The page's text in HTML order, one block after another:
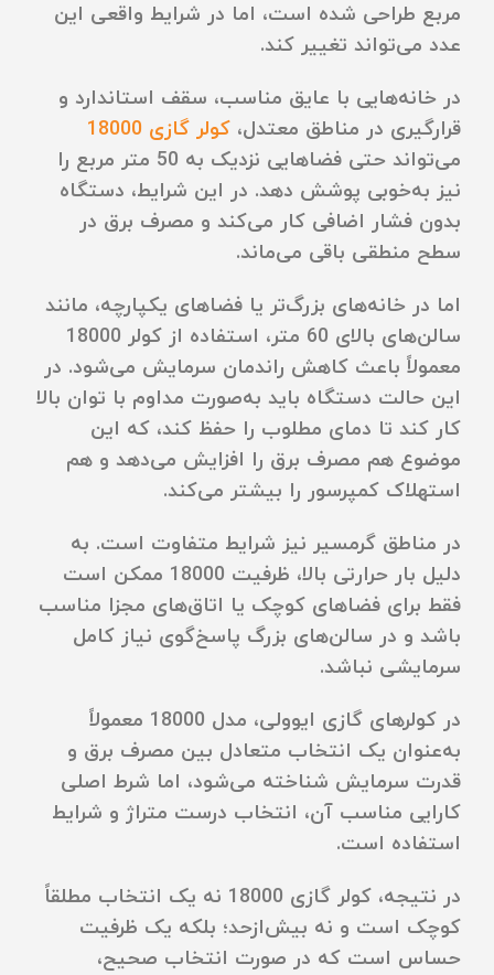
مربع طراحی شده است، اما در شرایط واقعی این
عدد می‌تواند تغییر کند.
در خانه‌هایی با عایق مناسب، سقف استاندارد و
قرارگیری در مناطق معتدل، کولر گازی 18000
می‌تواند حتی فضاهایی نزدیک به 50 متر مربع را
نیز به‌خوبی پوشش دهد. در این شرایط، دستگاه
بدون فشار اضافی کار می‌کند و مصرف برق در
سطح منطقی باقی می‌ماند.
اما در خانه‌های بزرگ‌تر یا فضاهای یکپارچه، مانند
سالن‌های بالای 60 متر، استفاده از کولر 18000
معمولاً باعث کاهش راندمان سرمایش می‌شود. در
این حالت دستگاه باید به‌صورت مداوم با توان بالا
کار کند تا دمای مطلوب را حفظ کند، که این
موضوع هم مصرف برق را افزایش می‌دهد و هم
استهلاک کمپرسور را بیشتر می‌کند.
در مناطق گرمسیر نیز شرایط متفاوت است. به
دلیل بار حرارتی بالا، ظرفیت 18000 ممکن است
فقط برای فضاهای کوچک یا اتاق‌های مجزا مناسب
باشد و در سالن‌های بزرگ پاسخ‌گوی نیاز کامل
سرمایشی نباشد.
در کولرهای گازی ایوولی، مدل 18000 معمولاً
به‌عنوان یک انتخاب متعادل بین مصرف برق و
قدرت سرمایش شناخته می‌شود، اما شرط اصلی
کارایی مناسب آن، انتخاب درست متراژ و شرایط
استفاده است.
در نتیجه، کولر گازی 18000 نه یک انتخاب مطلقاً
کوچک است و نه بیش‌ازحد؛ بلکه یک ظرفیت
حساس است که در صورت انتخاب صحیح،